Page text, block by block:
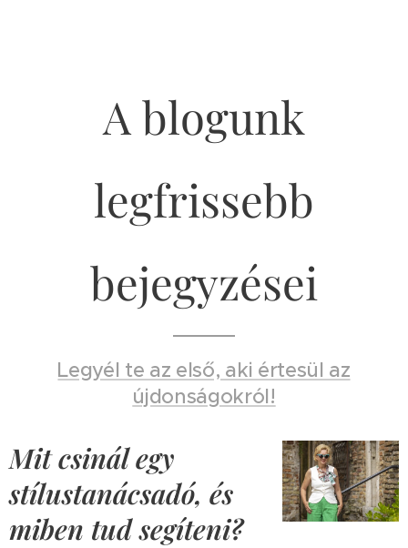
A blogunk
legfrissebb
bejegyzései
Legyél te az első, aki értesül az
újdonságokról!
Mit csinál egy
stílustanácsadó, és
miben tud segíteni?